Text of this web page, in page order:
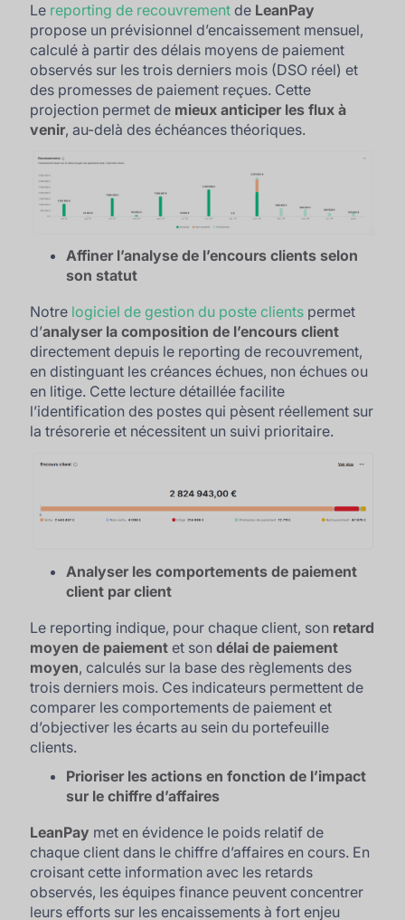
Le reporting de recouvrement de LeanPay
propose un prévisionnel d’encaissement mensuel,
calculé à partir des délais moyens de paiement
observés sur les trois derniers mois (DSO réel) et
des promesses de paiement reçues. Cette
projection permet de mieux anticiper les flux à
venir, au-delà des échéances théoriques.
Affiner l’analyse de l’encours clients selon
son statut
Notre logiciel de gestion du poste clients permet
d’analyser la composition de l’encours client
directement depuis le reporting de recouvrement,
en distinguant les créances échues, non échues ou
en litige. Cette lecture détaillée facilite
l’identification des postes qui pèsent réellement sur
la trésorerie et nécessitent un suivi prioritaire.
Analyser les comportements de paiement
client par client
Le reporting indique, pour chaque client, son retard
moyen de paiement et sondélai de paiement
moyen, calculés sur la base des règlements des
trois derniers mois. Ces indicateurs permettent de
comparer les comportements de paiement et
d’objectiver les écarts au sein du portefeuille
clients.
Prioriser les actions en fonction de l’impact
sur le chiffre d’affaires
LeanPay met en évidence le poids relatif de
chaque client dans le chiffre d’affaires en cours. En
croisant cette information avec les retards
observés, les équipes finance peuvent concentrer
leurs efforts sur les encaissements à fort enjeu